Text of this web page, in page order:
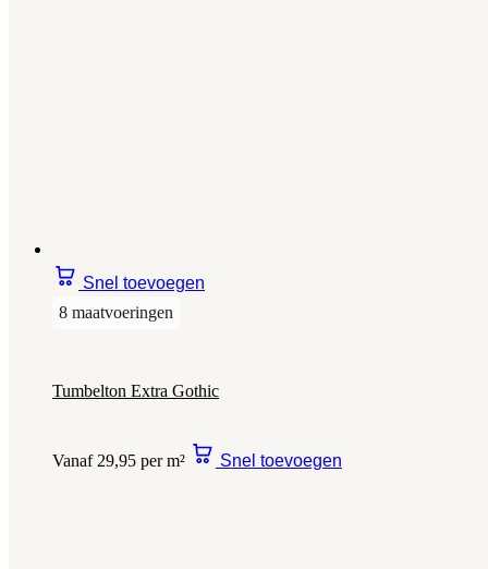
Snel toevoegen
8 maatvoeringen
Tumbelton Extra Gothic
Vanaf 29,95 per m² Snel toevoegen